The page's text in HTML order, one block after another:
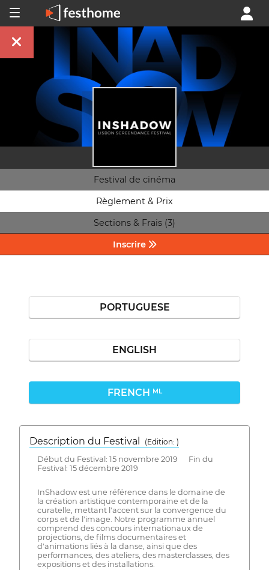
Festival de cinéma
Règlement & Prix
Sections & Frais (3)
Inscrire
PORTUGUESE
ENGLISH
FRENCH ML
Description du Festival
( Edition: )
Début du Festival: 15 novembre 2019 Fin du
Festival: 15 décembre 2019
InShadow est une référence dans le domaine de
la création artistique contemporaine et de la
curatelle, mettant l'accent sur la convergence du
corps et de l'image. Notre programme annuel
comprend des concours internationaux de
projections, de films documentaires et
d'animations liés à la danse, ainsi que des
performances, des ateliers, des masterclasses, des
expositions et des installations.